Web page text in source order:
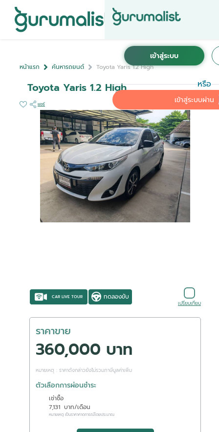
หรือ
เข้าสู่ระบบผ่าน
หน้าแรก ค้นหารถยนต์ Toyota Yaris 1.2 High
Toyota Yaris 1.2 High
แชร์
CAR LIVE TOUR ทดลองขับ
เปรียบเทียบ
ราคาขาย
360,000 บาท
หมายเหตุ : ราคาดังกล่าวยังไม่รวมภาษีมูลค่าเพิ่ม
ตัวเลือกการผ่อนชำระ
เช่าซื้อ
7,131 บาท/เดือน
หมายเหตุ เป็นราคาคาดการณ์โดยประมาณ